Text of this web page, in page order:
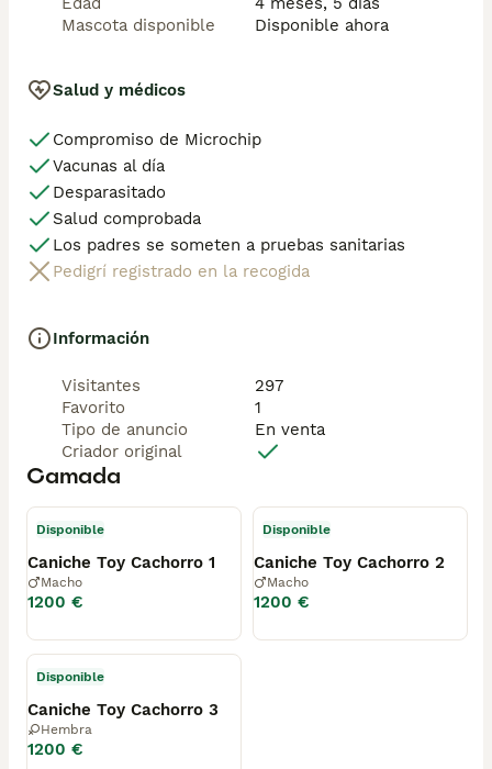
Mascota disponible
Disponible ahora
Salud y médicos
Compromiso de Microchip
Vacunas al día
Desparasitado
Salud comprobada
Los padres se someten a pruebas sanitarias
Pedigrí registrado en la recogida
Información
Visitantes
297
Favorito
1
Tipo de anuncio
En venta
Criador original
Camada
Disponible
Caniche Toy Cachorro 1
Macho
1200 €
Disponible
Caniche Toy Cachorro 2
Macho
1200 €
Disponible
Caniche Toy Cachorro 3
Hembra
1200 €